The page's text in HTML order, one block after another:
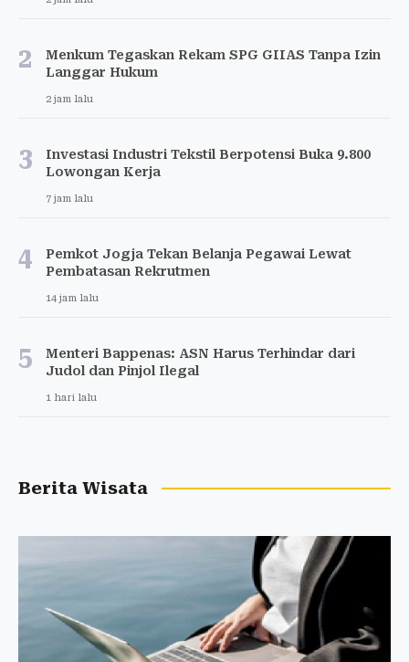
2
Menkum Tegaskan Rekam SPG GIIAS Tanpa Izin
Langgar Hukum
2 jam lalu
3
Investasi Industri Tekstil Berpotensi Buka 9.800
Lowongan Kerja
7 jam lalu
4
Pemkot Jogja Tekan Belanja Pegawai Lewat
Pembatasan Rekrutmen
14 jam lalu
5
Menteri Bappenas: ASN Harus Terhindar dari
Judol dan Pinjol Ilegal
1 hari lalu
Berita Wisata